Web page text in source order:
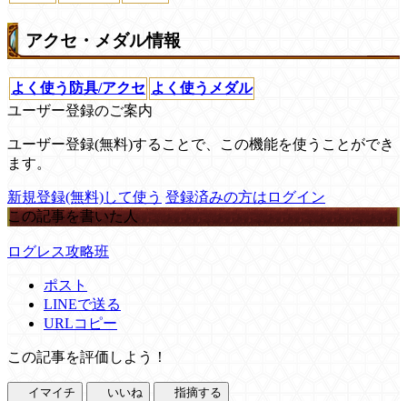
アクセ・メダル情報
よく使う防具/アクセ よく使うメダル
ユーザー登録のご案内
ユーザー登録(無料)することで、この機能を使うことができ
ます。
新規登録(無料)して使う 登録済みの方はログイン
この記事を書いた人
ログレス攻略班
ポスト
LINEで送る
URLコピー
この記事を評価しよう！
イマイチ いいね 指摘する